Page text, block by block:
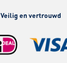
Veilig en vertrouwd